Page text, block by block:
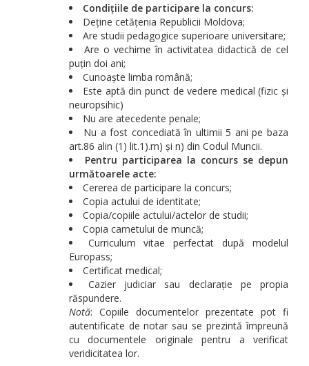
Condițiile de participare la concurs:
Deține cetățenia Republicii Moldova;
Are studii pedagogice superioare universitare;
Are o vechime în activitatea didactică de cel
puțin doi ani;
Cunoaște limba română;
Este aptă din punct de vedere medical (fizic și
neuropsihic)
Nu are atecedente penale;
Nu a fost concediată în ultimii 5 ani pe baza
art.86 alin (1) lit.1).m) și n) din Codul Muncii.
Pentru participarea la concurs se depun
următoarele acte:
Cererea de participare la concurs;
Copia actului de identitate;
Copia/copiile actului/actelor de studii;
Copia carnetului de muncă;
Curriculum vitae perfectat după modelul
Europass;
Certificat medical;
Cazier judiciar sau declarație pe propia
răspundere.
Notă: Copiile documentelor prezentate pot fi
autentificate de notar sau se prezintă împreună
cu documentele originale pentru a verificat
veridicitatea lor.